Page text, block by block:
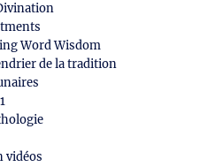
Word Wisdom
de la tradition
vidéos